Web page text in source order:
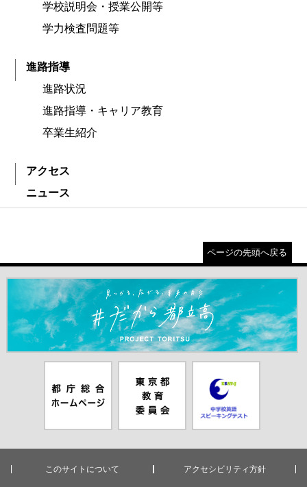
学校説明会・授業公開等
学力検査問題等
進路指導
進路状況
進路指導・キャリア教育
卒業生紹介
アクセス
ニュース
ページの先頭へ戻る
＃だから都立高（別ウインドウが開きます）
ムページ（別
ウインドウが
員会（別ウイ
ンドウが開き
ピーキングテ
スト（別ウイ
ンドウが開き
このサイトについて アクセシビリティ方針